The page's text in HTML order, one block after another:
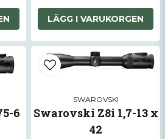
LÄGG I VARUKORGEN
6
SWAROVSKI
Swarovski Z8i 1,7-13 x
42
90%
10
2.8-12
100m: 15mm/klick
Skicka fråga